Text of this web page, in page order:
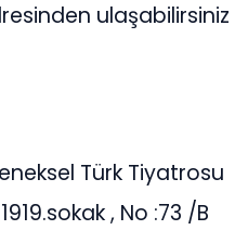
ulaşabilirsiniz
Türk Tiyatrosu
, No :73 /B